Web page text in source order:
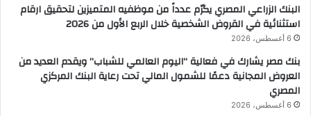
البنك الزراعي المصري يكرّم عدداً من موظفيه المتميزين لتحقيق ارقام
استثنائية في القروض الشخصية خلال الربع الأول من 2026
6 أغسطس، 2026
بنك مصر يشارك في فعالية “اليوم العالمي للشباب” ويقدم العديد من
العروض المجانية دعمًا للشمول المالي تحت رعاية البنك المركزي
المصري
6 أغسطس، 2026